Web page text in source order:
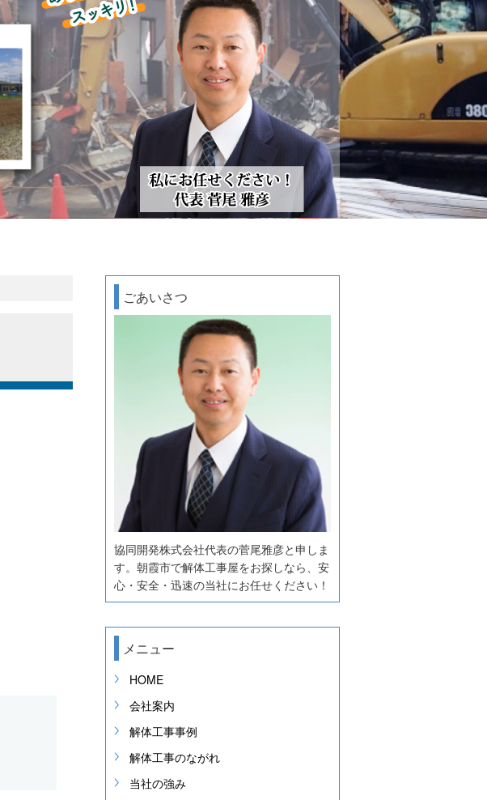
ごあいさつ
協同開発株式会社代表の菅尾雅彦と申しま
す。朝霞市で解体工事屋をお探しなら、安
心・安全・迅速の当社にお任せください！
メニュー
HOME
会社案内
解体工事事例
解体工事のながれ
当社の強み